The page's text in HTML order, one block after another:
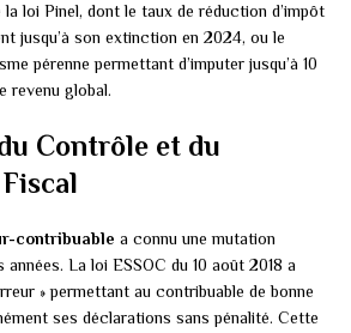
loi Pinel, dont le taux de réduction d’impôt
jusqu’à son extinction en 2024, ou le
pérenne permettant d’imputer jusqu’à 10
revenu global.
Contrôle et du
contribuable a connu une mutation
La loi ESSOC du 10 août 2018 a
» permettant au contribuable de bonne
ses déclarations sans pénalité. Cette